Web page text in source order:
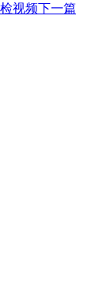
视频下一篇